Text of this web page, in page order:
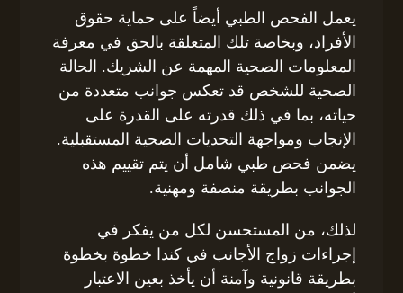
يعمل الفحص الطبي أيضاً على حماية حقوق
الأفراد، وبخاصة تلك المتعلقة بالحق في معرفة
المعلومات الصحية المهمة عن الشريك. الحالة
الصحية للشخص قد تعكس جوانب متعددة من
حياته، بما في ذلك قدرته على القدرة على
الإنجاب ومواجهة التحديات الصحية المستقبلية.
يضمن فحص طبي شامل أن يتم تقييم هذه
الجوانب بطريقة منصفة ومهنية.
لذلك، من المستحسن لكل من يفكر في
إجراءات زواج الأجانب في كندا خطوة بخطوة
بطريقة قانونية وآمنة أن يأخذ بعين الاعتبار